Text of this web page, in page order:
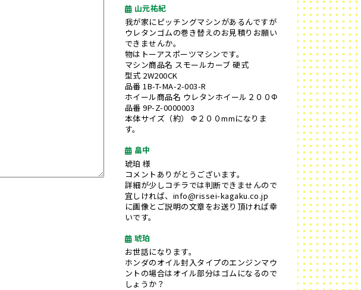
山元祐紀
我が家にピッチングマシンがあるんですが
ウレタンゴムの巻き替えのお見積りお願い
できませんか。
物はトーアスポーツマシンです。
マシン商品名 スモールカーブ 硬式
型式 2W200CK
品番 1B-T-MA-2-003-R
ホイール商品名 ウレタンホイール２００Φ
品番 9P-Z-0000003
本体サイズ（約） Φ２００mmになりま
す。
畠中
琥珀 様
コメントありがとうございます。
詳細が少しコチラでは判断できませんので
宜しければ、info@rissei-kagaku.co.jp
に画像とご説明の文章をお送り頂ければ幸
いです。
琥珀
お世話になります。
ホンダのオイル封入タイプのエンジンマウ
ントの場合はオイル部分はゴムになるので
しょうか？